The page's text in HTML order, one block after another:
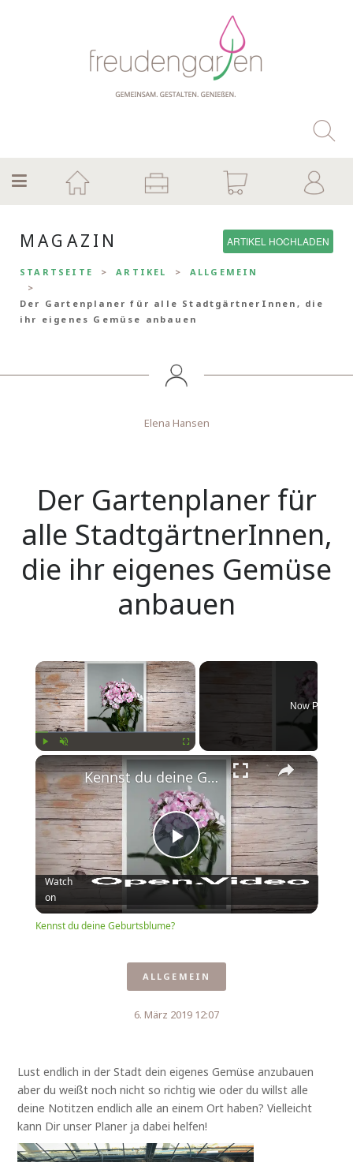
MAGAZIN ARTIKEL HOCHLADEN
STARTSEITE ARTIKEL ALLGEMEIN
Der Gartenplaner für alle StadtgärtnerInnen, die
ihr eigenes Gemüse anbauen
Elena Hansen
Der Gartenplaner für
alle StadtgärtnerInnen,
die ihr eigenes Gemüse
anbauen
×
Fullscreen
Now Playing
×
Play
Video
Kennst du deine Geburtsblume?
Watch
on
Kennst du deine Geburtsblume?
ALLGEMEIN
6. März 2019 12:07
Lust endlich in der Stadt dein eigenes Gemüse anzubauen
aber du weißt noch nicht so richtig wie oder du willst alle
deine Notitzen endlich alle an einem Ort haben? Vielleicht
kann Dir unser Planer ja dabei helfen!